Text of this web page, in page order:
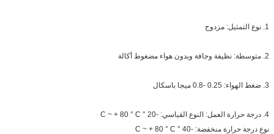
1. نوع التمثيل: مزدوج
2. متوسطة: نظيفة وجافة وبدون هواء مضغوط أكالة
3. ضغط الهواء: 0.25 -0.8 ميجا باسكال
4. درجة حرارة العمل: النوع القياسي: -20 ° C ~ + 80 ° C
نوع درجة حرارة منخفضة: -40 ° C ~ + 80 ° C